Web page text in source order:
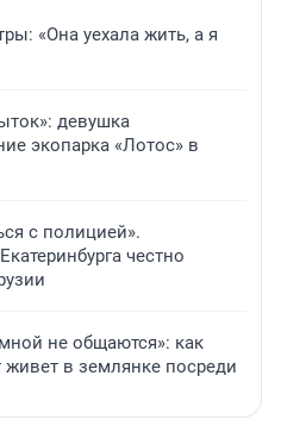
«Она уехала жить, а я
девушка
экопарка «Лотос» в
с полицией».
честно
не общаются»: как
в землянке посреди